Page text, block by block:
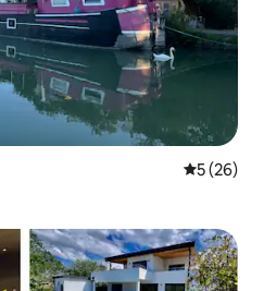
Prosječna
5 (26)